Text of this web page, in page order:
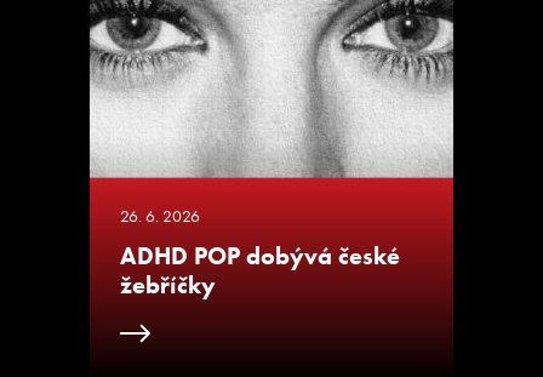
26. 6. 2026
ADHD POP dobývá české
žebříčky